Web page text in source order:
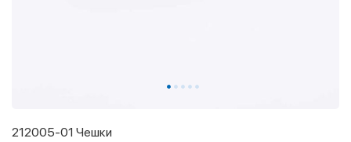
212005-01 Чешки